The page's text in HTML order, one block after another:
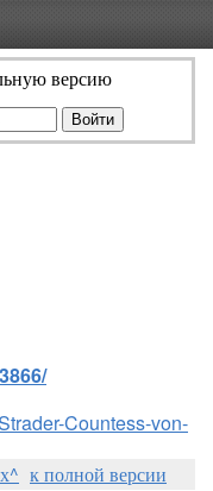
версию
Countess-von-
к полной версии